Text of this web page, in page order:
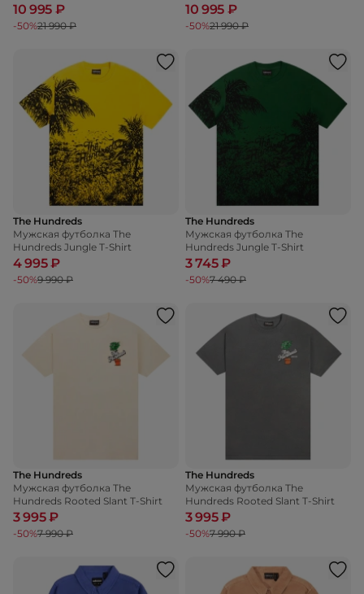
10 995 ₽
-50%21 990 ₽
10 995 ₽
-50%21 990 ₽
The Hundreds
Мужская футболка The
Hundreds Jungle T-Shirt
4 995 ₽
-50%9 990 ₽
The Hundreds
Мужская футболка The
Hundreds Jungle T-Shirt
3 745 ₽
-50%7 490 ₽
The Hundreds
Мужская футболка The
Hundreds Rooted Slant T-Shirt
3 995 ₽
-50%7 990 ₽
The Hundreds
Мужская футболка The
Hundreds Rooted Slant T-Shirt
3 995 ₽
-50%7 990 ₽